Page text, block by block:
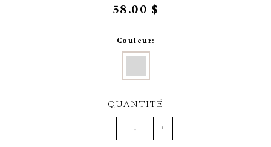
58.00 $
Couleur:
QUANTITÉ
- +